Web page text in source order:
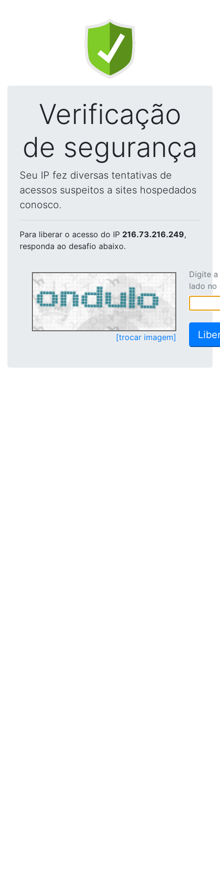
Verificação
de segurança
Seu IP fez diversas tentativas de
acessos suspeitos a sites hospedados
conosco.
Para liberar o acesso do IP 216.73.216.249,
responda ao desafio abaixo.
[trocar imagem]
Digite
lado no